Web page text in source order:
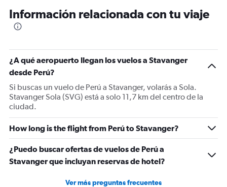
Información relacionada con tu viaje
¿A qué aeropuerto llegan los vuelos a Stavanger
desde Perú?
Si buscas un vuelo de Perú a Stavanger, volarás a Sola.
Stavanger Sola (SVG) está a solo 11,7 km del centro de la
ciudad.
How long is the flight from Perú to Stavanger?
¿Puedo buscar ofertas de vuelos de Perú a
Stavanger que incluyan reservas de hotel?
Ver más preguntas frecuentes